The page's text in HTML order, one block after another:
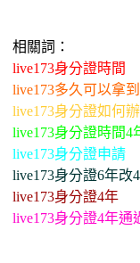
相關詞：
live173身分證時間
live173多久可以拿
live173身分證如何
live173身分證時間4
live173身分證申請
live173身分證6年改
live173身分證4年
live173身分證4年通